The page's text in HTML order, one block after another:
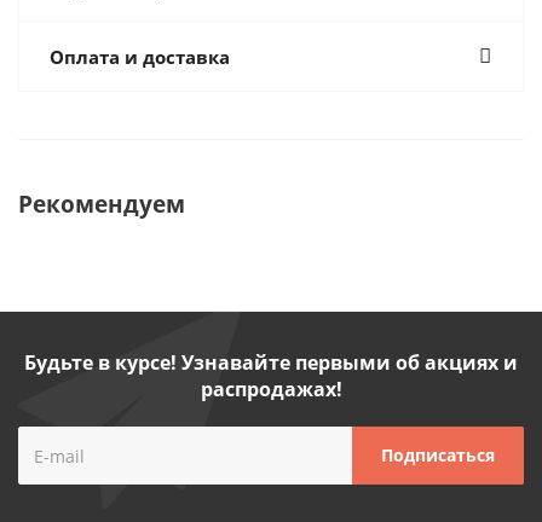
Оплата и доставка
Рекомендуем
Будьте в курсе! Узнавайте первыми об акциях и
распродажах!